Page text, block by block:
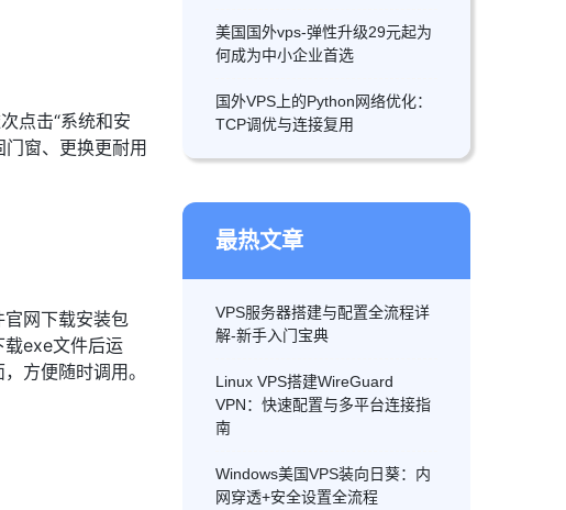
点击“系统和安
窗、更换更耐用
网下载安装包
载exe文件后运
方便随时调用。
美国国外vps-弹性升级29元起为
何成为中小企业首选
国外VPS上的Python网络优化：
TCP调优与连接复用
最热文章
VPS服务器搭建与配置全流程详
解-新手入门宝典
Linux VPS搭建WireGuard
VPN：快速配置与多平台连接指
南
Windows美国VPS装向日葵：内
网穿透+安全设置全流程